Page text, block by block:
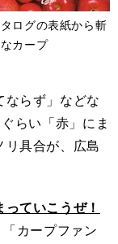
ログの表紙から斬
カープ
ならず」などな
らい「赤」にま
リ具合が、広島
っていこうぜ！
カープファン